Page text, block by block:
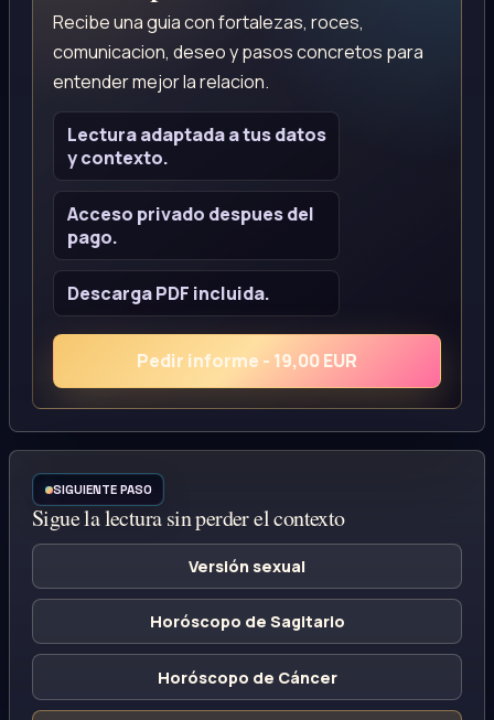
Recibe una guia con fortalezas, roces,
comunicacion, deseo y pasos concretos para
entender mejor la relacion.
Lectura adaptada a tus datos
y contexto.
Acceso privado despues del
pago.
Descarga PDF incluida.
Pedir informe - 19,00 EUR
SIGUIENTE PASO
Sigue la lectura sin perder el contexto
Versión sexual
Horóscopo de Sagitario
Horóscopo de Cáncer